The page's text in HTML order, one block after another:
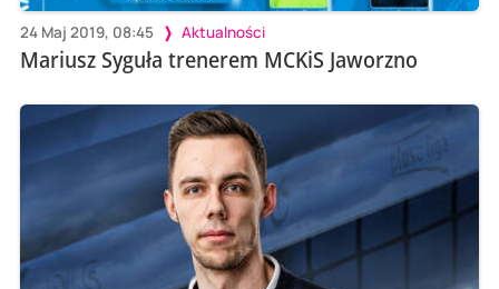
24 Maj 2019, 08:45 Aktualności
Mariusz Syguła trenerem MCKiS Jaworzno